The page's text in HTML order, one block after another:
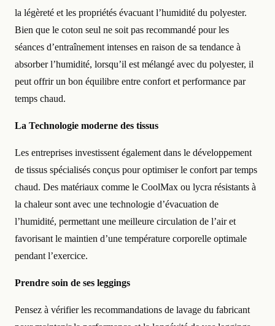
la légèreté et les propriétés évacuant l’humidité du polyester.
Bien que le coton seul ne soit pas recommandé pour les
séances d’entraînement intenses en raison de sa tendance à
absorber l’humidité, lorsqu’il est mélangé avec du polyester, il
peut offrir un bon équilibre entre confort et performance par
temps chaud.
La Technologie moderne des tissus
Les entreprises investissent également dans le développement
de tissus spécialisés conçus pour optimiser le confort par temps
chaud. Des matériaux comme le CoolMax ou lycra résistants à
la chaleur sont avec une technologie d’évacuation de
l’humidité, permettant une meilleure circulation de l’air et
favorisant le maintien d’une température corporelle optimale
pendant l’exercice.
Prendre soin de ses leggings
Pensez à vérifier les recommandations de lavage du fabricant